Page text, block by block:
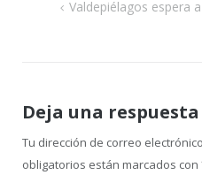
Navegación
Valdepiélagos espera
Deja una respuesta
Tu dirección de correo
obligatorios están marcados con